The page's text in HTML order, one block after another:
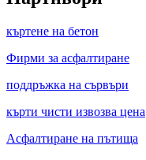
къртене на бетон
Фирми за асфалтиране
поддръжка на сървъри
кърти чисти извозва цена
Асфалтиране на пътища